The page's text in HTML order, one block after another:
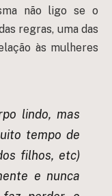
não ligo se o
regras, uma das
às mulheres
lindo, mas
tempo de
filhos, etc)
e nunca